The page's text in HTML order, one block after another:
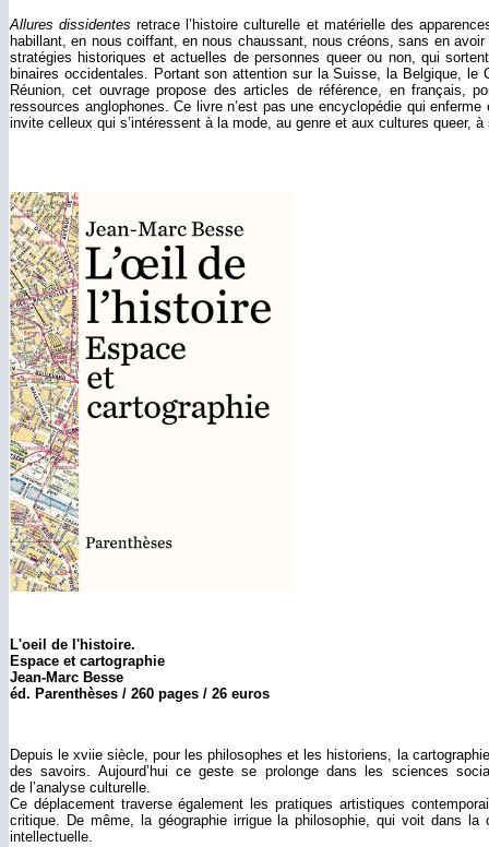
Allures dissidentes retrace l’histoire culturelle et matérielle des
habillant, en nous coiffant, en nous chaussant, nous créons, sans en
stratégies historiques et actuelles de personnes queer ou non, qui
binaires occidentales. Portant son attention sur la Suisse, la Belgique, le
Réunion, cet ouvrage propose des articles de référence, en français,
ressources anglophones. Ce livre n’est pas une encyclopédie qui
invite celleux qui s’intéressent à la mode, au genre et aux cultures queer,
L'oeil de l'histoire.
Espace et cartographie
Jean-Marc Besse
éd. Parenthèses / 260 pages / 26 euros
Depuis le xviie siècle, pour les philosophes et les historiens, la
des savoirs. Aujourd’hui ce geste se prolonge dans les sciences
de l’analyse culturelle.
Ce déplacement traverse également les pratiques artistiques
critique. De même, la géographie irrigue la philosophie, qui voit dans
intellectuelle.